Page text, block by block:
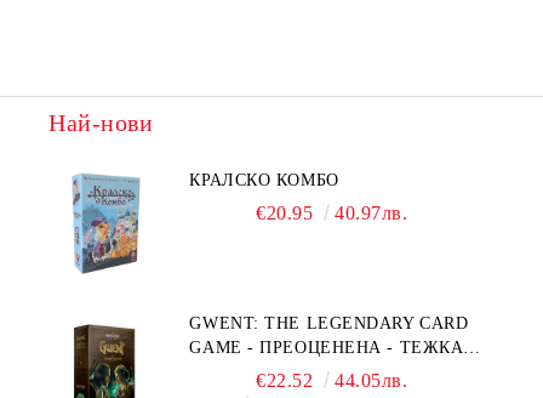
Най-нови
КРАЛСКО КОМБО
€20.95 40.97лв.
GWENT: THE LEGENDARY CARD
GAME - ПРЕОЦЕНЕНА - ТЕЖКА
ПОВРЕДА НА КУТИЯТА
€22.52 44.05лв.